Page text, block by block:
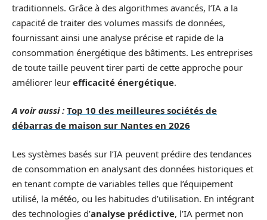
traditionnels. Grâce à des algorithmes avancés, l’IA a la
capacité de traiter des volumes massifs de données,
fournissant ainsi une analyse précise et rapide de la
consommation énergétique des bâtiments. Les entreprises
de toute taille peuvent tirer parti de cette approche pour
améliorer leur efficacité énergétique.
A voir aussi : Top 10 des meilleures sociétés de
débarras de maison sur Nantes en 2026
Les systèmes basés sur l’IA peuvent prédire des tendances
de consommation en analysant des données historiques et
en tenant compte de variables telles que l’équipement
utilisé, la météo, ou les habitudes d’utilisation. En intégrant
des technologies d’analyse prédictive, l’IA permet non